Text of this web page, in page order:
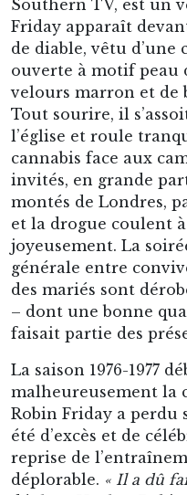
montés de Londres,
et la drogue coulent
joyeusement. La
générale entre
des mariés sont
– dont une bonne
faisait partie des
La saison 1976-1977
malheureusement la
Robin Friday a perdu
été d’excès et de
reprise de
déplorable.« Il a dû
déplore Hurley.
physique. Il souffre
forme. S’il parvient à
correct en août et
lors de deux victoires
début septembre
il n’est plus aussi
septembre, lors d’un